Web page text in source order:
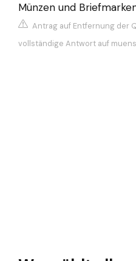
Münzen und
Antrag auf Entfernung der
vollständige Antwort auf